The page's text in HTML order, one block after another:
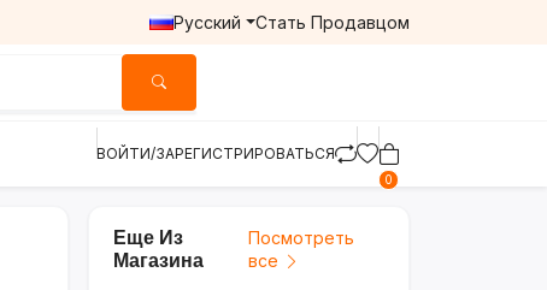
Русский Стать Продавцом
ВОЙТИ/ЗАРЕГИСТРИРОВАТЬСЯ
0
Еще Из
Магазина
Посмотреть
все